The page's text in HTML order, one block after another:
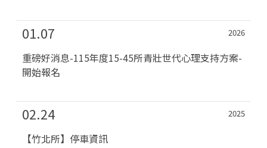
01.07 2026
重磅好消息-115年度15-45所青壯世代心理支持方案-
開始報名
02.24 2025
【竹北所】停車資訊